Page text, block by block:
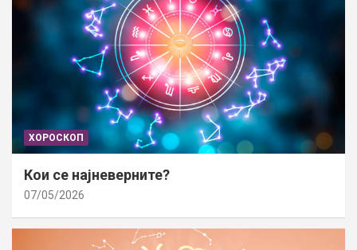
ХОРОСКОП
Кои се најневерните?
07/05/2026